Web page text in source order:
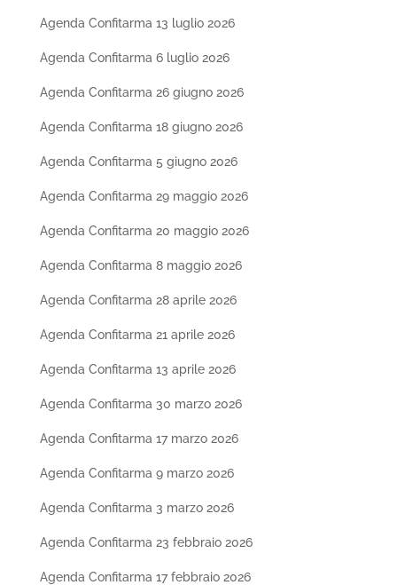
Agenda Confitarma 13 luglio 2026
Agenda Confitarma 6 luglio 2026
Agenda Confitarma 26 giugno 2026
Agenda Confitarma 18 giugno 2026
Agenda Confitarma 5 giugno 2026
Agenda Confitarma 29 maggio 2026
Agenda Confitarma 20 maggio 2026
Agenda Confitarma 8 maggio 2026
Agenda Confitarma 28 aprile 2026
Agenda Confitarma 21 aprile 2026
Agenda Confitarma 13 aprile 2026
Agenda Confitarma 30 marzo 2026
Agenda Confitarma 17 marzo 2026
Agenda Confitarma 9 marzo 2026
Agenda Confitarma 3 marzo 2026
Agenda Confitarma 23 febbraio 2026
Agenda Confitarma 17 febbraio 2026